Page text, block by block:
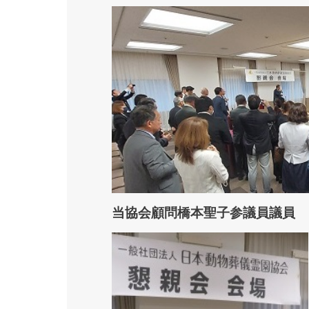
当協会顧問橋本聖子参議員議員